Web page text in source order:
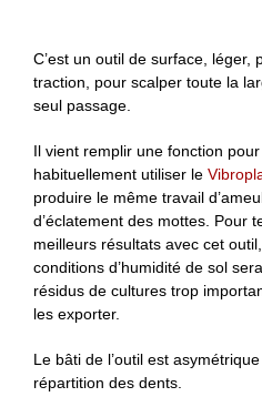
C’est un outil de surface, léger,
traction, pour scalper toute la
seul passage.
Il vient remplir une fonction
habituellement utiliser le
produire le même travail
d’éclatement des mottes. Pour
meilleurs résultats avec cet
conditions d’humidité de sol
résidus de cultures trop
les exporter.
Le bâti de l’outil est
répartition des dents.